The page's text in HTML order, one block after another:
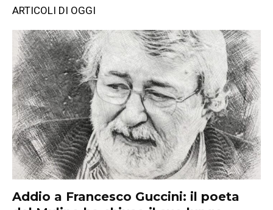
ARTICOLI DI OGGI
Addio a Francesco Guccini: il poeta